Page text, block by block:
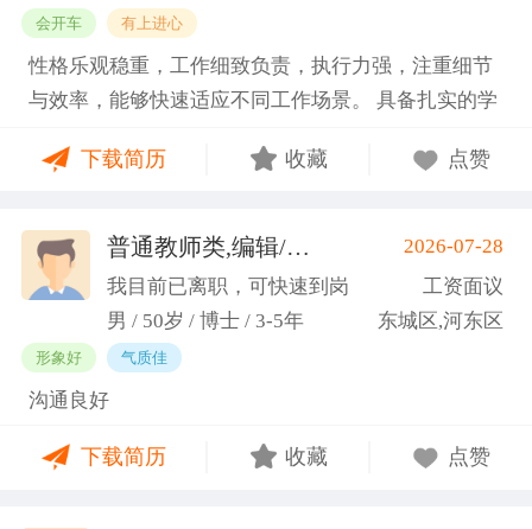
题、预答辩和正式答辩答辩秘书工作，同时负责研究
生入学复试相关工作，研究生日常事务管理工作，与
老师和同学多方沟通协调；2025年4月-2025年7月在
图书馆信息处担任助管，主要负责毕业生论文查重、
上传，毕业生信息核对，以及协助图书馆老师与学生
沟通举办各种活动。 （3）组织管理能力强，在读期
一百余人，并组织每天口语晨读活动，同时不定期举
办各种社团内部活动，如迎新、英语角等。
会开车 有上进心
性格乐观稳重，工作细致负责，执行力强，注重细节
与效率，能够快速适应不同工作场景。 具备扎实的学
路与良好的问题处理意识。 拥有较强的团队协作与跨
稳步成长并创造价值。
下载简历 收藏 点赞
普通教师类,编辑/出版/印刷 (刘先生)
2026-07-28
我目前已离职，可快速到岗
工资面议
男 / 50岁 / 博士 / 3-5年
东城区,河东区
形象好 气质佳
沟通良好
下载简历 收藏 点赞